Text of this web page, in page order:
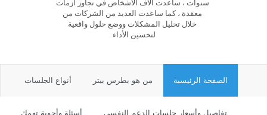
سنوات ، ساعدت آلاف الأشخاص في تجاوز أزمات
معقدة ، كما ساعدت العديد من الشركات من
خلال تحليل المشكلات ووضع حلول واقعية
لتحسين الأداء .
الصفحة الرئيسية من هو بطرس بيتر أنواع الجلسات
تفاصيل وأسعار جلسات الدعم النفسي أسئلة وأجوبة تهمك